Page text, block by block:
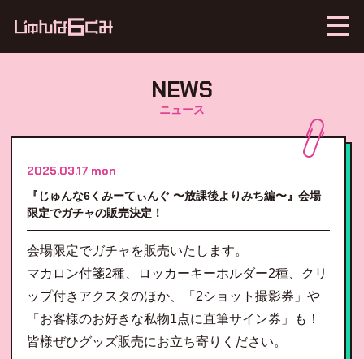
NEWS
ニュース
2025.03.17 mon
『じゅんな6くみーてぃんぐ 〜放課後よりみち編〜』会場
限定でガチャの販売決定！
会場限定でガチャを販売いたします。
マカロン付箋2種、ロッカーキーホルダー2種、クリ
ップ付きアクスタのほか、「2ショット撮影券」や
「お客様のお好きな私物1点に直筆サイン券」も！
皆様ぜひグッズ販売にお立ち寄りください。